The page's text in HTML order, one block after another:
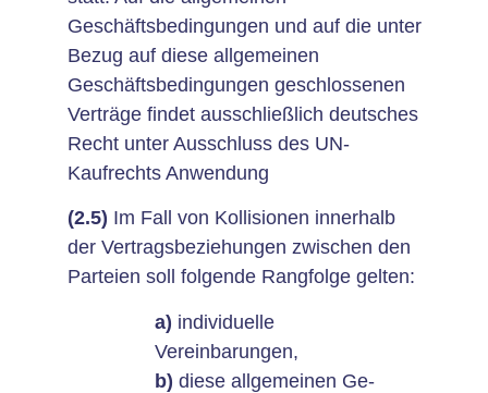
Geschäftsbedingungen und auf die unter
Bezug auf diese allgemeinen
Geschäftsbedingungen geschlossenen
Verträge findet ausschließlich deutsches
Recht unter Ausschluss des UN-
Kaufrechts Anwendung
(2.5) Im Fall von Kollisionen innerhalb
der Vertragsbeziehungen zwischen den
Parteien soll folgende Rangfolge gelten:
a) individuelle
Vereinbarungen,
b) diese allgemeinen Ge-